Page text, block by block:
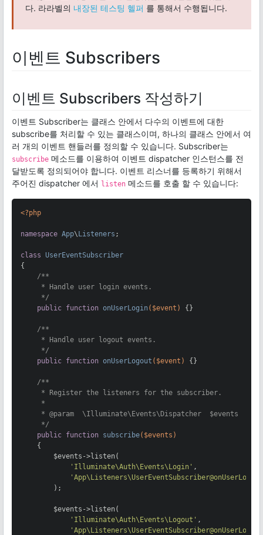
다. 라라벨의 내장된 테스팅 헬퍼 를 통해서 수행됩니다.
이벤트 Subscribers
이벤트 Subscribers 작성하기
이벤트 Subscriber는 클래스 안에서 다수의 이벤트에 대한
subscribe를 처리할 수 있는 클래스이며, 하나의 클래스 안에서 여
러 개의 이벤트 핸들러를 정의할 수 있습니다. Subscriber는
subscribe 메소드를 이용하여 이벤트 dispatcher 인스턴스를 전
달받도록 정의되어야 합니다. 이벤트 리스너를 등록하기 위해서
주어진 dispatcher 에서 listen 메소드를 호출 할 수 있습니다:
<?php
namespace App\Listeners ;
class
UserEventSubscriber
{
/**
     * Handle user login events.
     */
public function onUserLogin($event) {}
/**
     * Handle user logout events.
     */
public function onUserLogout ($event) {}
/**
     * Register the listeners for the subscriber.
     *
     *
@param
  \Illuminate\Events\Dispatcher  $events
     */
public function subscribe($events)
{
        $events->listen(
'Illuminate\Auth\Events\Login' ,
'App\Listeners\UserEventSubscriber@onUserLogin'
        );
        $events->listen(
'Illuminate\Auth\Events\Logout' ,